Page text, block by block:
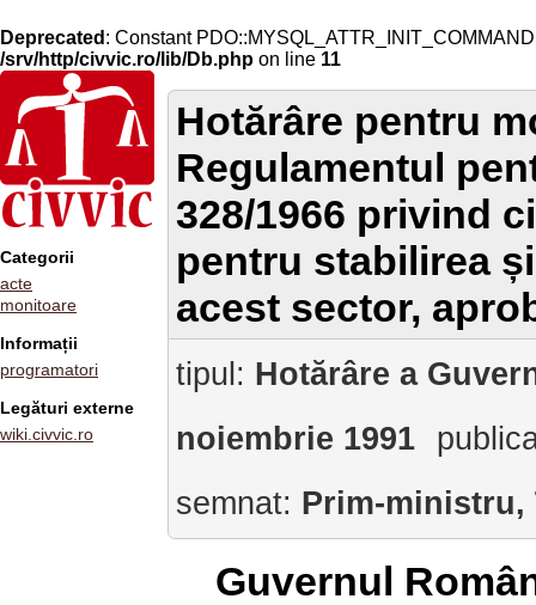
Deprecated : Constant
/srv/http/civvic.ro/lib/Db.php on line 11
Categorii
acte
monitoare
Informații
programatori
Legături externe
wiki.civvic.ro
Hotărâre pentru
Regulamentul
328/1966 privind
pentru stabilirea
acest sector,
tipul: Hotărâre a
noiembrie 1991
semnat: Prim-ministru,
Guvernul